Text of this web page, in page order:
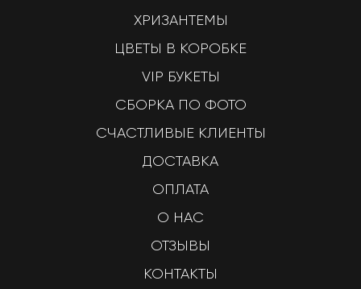
ХРИЗАНТЕМЫ
ЦВЕТЫ В КОРОБКЕ
VIP БУКЕТЫ
СБОРКА ПО ФОТО
СЧАСТЛИВЫЕ КЛИЕНТЫ
ДОСТАВКА
ОПЛАТА
О НАС
ОТЗЫВЫ
КОНТАКТЫ